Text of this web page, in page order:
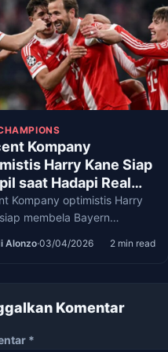
Kompany
Harry Kane Siap
saat Hadapi Real
Kompany optimistis Harry
membela Bayern
perempat final Liga
Alonzo·03/04/2026 2 min read
Komentar
*